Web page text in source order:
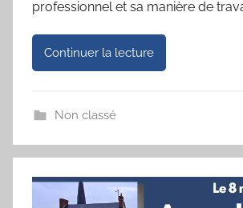
professionnel et sa manière de
Continuer la lecture
Non classé